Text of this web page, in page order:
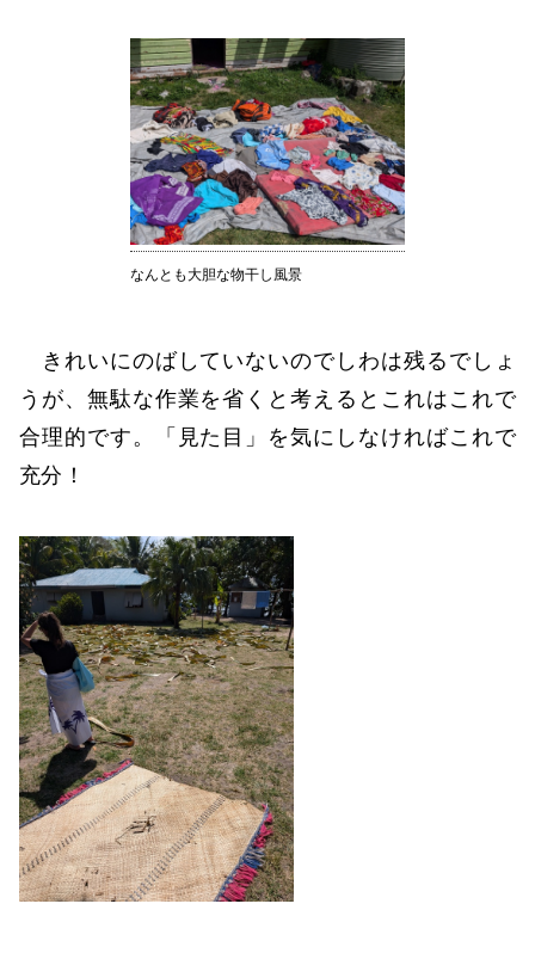
なんとも大胆な物干し風景
きれいにのばしていないのでしわは残るでしょ
うが、無駄な作業を省くと考えるとこれはこれで
合理的です。「見た目」を気にしなければこれで
充分！